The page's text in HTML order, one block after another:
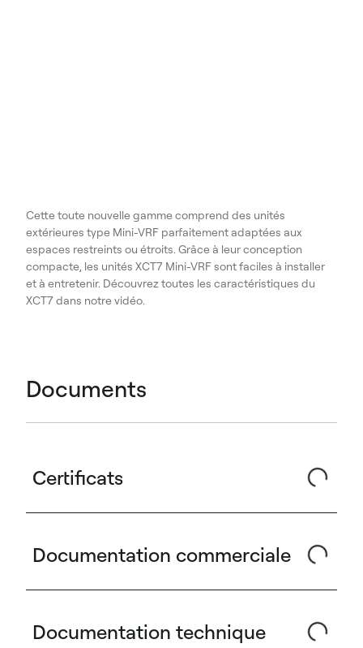
Cette toute nouvelle gamme comprend des unités
extérieures type Mini-VRF parfaitement adaptées aux
espaces restreints ou étroits. Grâce à leur conception
compacte, les unités XCT7 Mini-VRF sont faciles à installer
et à entretenir. Découvrez toutes les caractéristiques du
XCT7 dans notre vidéo.
Documents
Certificats
Documentation commerciale
Documentation technique